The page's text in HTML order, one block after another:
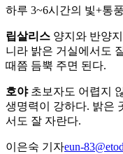
하루 3~6시간의 빛+통
립살리스 양지와 반양
니라 밝은 거실에서도
때쯤 듬뿍 주면 된다.
호야초보자도 어렵지
생명력이 강하다. 밝은
서도 잘 자란다.
이은숙 기자eun-